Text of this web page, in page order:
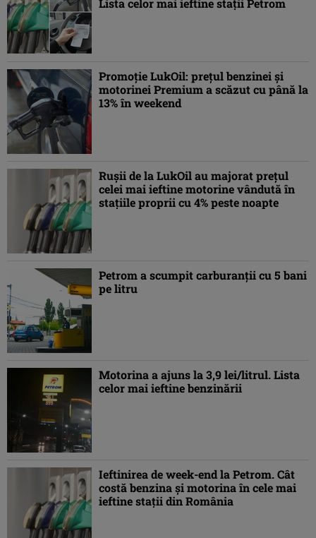
Lista celor mai ieftine staţii Petrom
Promoţie LukOil: preţul benzinei şi
motorinei Premium a scăzut cu până la
13% în weekend
Ruşii de la LukOil au majorat preţul
celei mai ieftine motorine vândută în
staţiile proprii cu 4% peste noapte
Petrom a scumpit carburanţii cu 5 bani
pe litru
Motorina a ajuns la 3,9 lei/litrul. Lista
celor mai ieftine benzinării
Ieftinirea de week-end la Petrom. Cât
costă benzina şi motorina în cele mai
ieftine staţii din România